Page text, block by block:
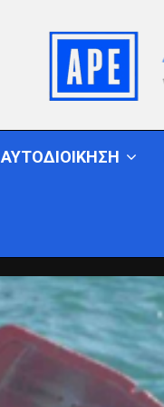
ΑΥΤΟΔΙΟΙΚΗΣΗ